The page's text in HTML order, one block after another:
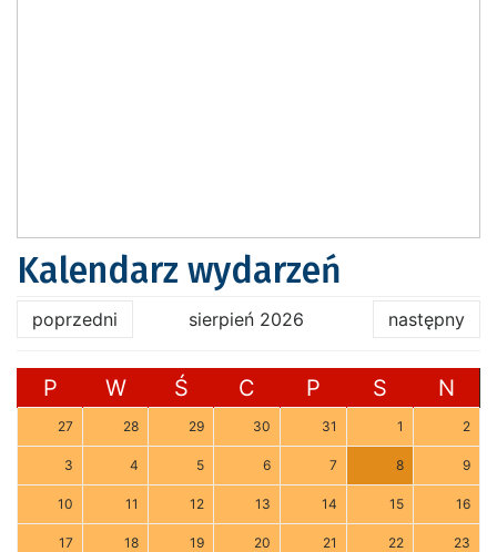
Kalendarz wydarzeń
poprzedni sierpień 2026 następny
P W Ś C P S N
27 28 29 30 31 1 2
3 4 5 6 7 8 9
10 11 12 13 14 15 16
17 18 19 20 21 22 23